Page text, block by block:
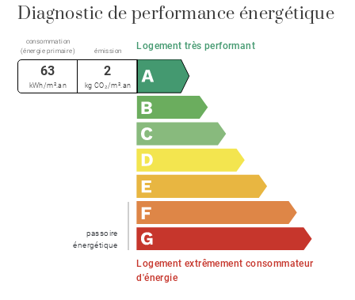
Diagnostic de performance énergétique
Logement très performant
Logement extrêmement consommateur
d'énergie
passoire
énergétique
consommation
(énergie primaire)
émission
63
kWh/m².an
2
kg CO₂/m².an